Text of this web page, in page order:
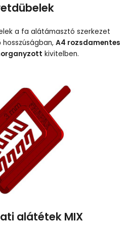
a fa alátámasztó szerkezet
A4 rozsdamentes
kivitelben.
alátétek MIX